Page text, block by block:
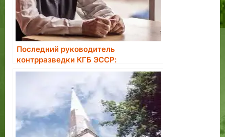
Последний руководитель
контрразведки КГБ ЭССР:
большинство завербованных в
агенты считали это большой честью